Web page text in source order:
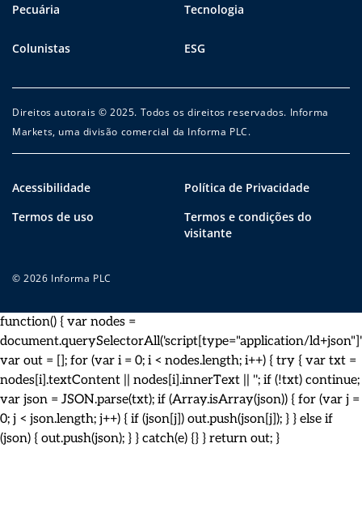
Pecuária Tecnologia
Colunistas ESG
Direitos autorais © 2025. Todos os direitos reservados. Informa
Markets, uma divisão comercial da Informa PLC.
Acessibilidade
Política de Privacidade
Termos de uso
Termos e condições do
visitante
© 2026 Informa PLC
function() { var nodes =
document.querySelectorAll('script[type="application/
var out = []; for (var i = 0; i < nodes.length; i++) { try { var txt =
nodes[i].textContent || nodes[i].innerText || ''; if (!txt) continue;
var json = JSON.parse(txt); if (Array.isArray(json)) { for (var j =
0; j < json.length; j++) { if (json[j]) out.push(json[j]); } } else if
(json) { out.push(json); } } catch(e) {} } return out; }